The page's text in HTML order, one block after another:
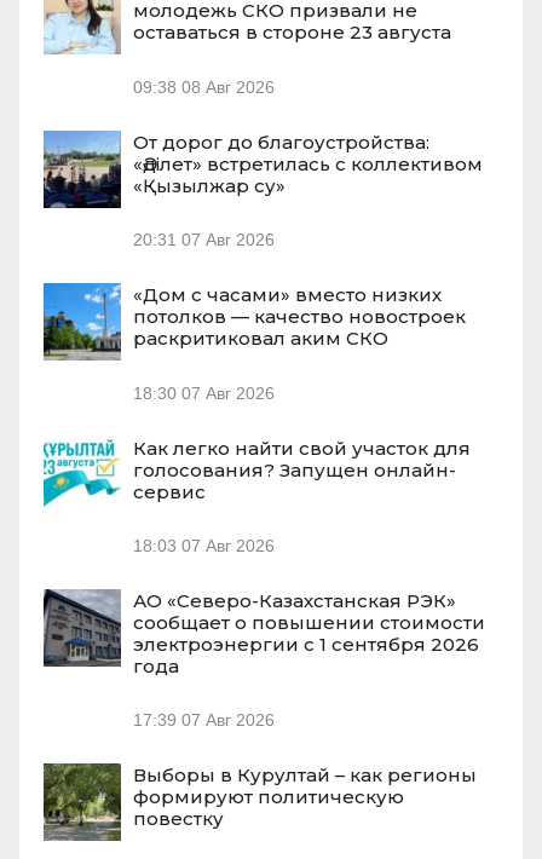
молодежь СКО призвали не
оставаться в стороне 23 августа
09:38 08 Авг 2026
От дорог до благоустройства:
«Әділет» встретилась с коллективом
«Қызылжар су»
20:31 07 Авг 2026
«Дом с часами» вместо низких
потолков — качество новостроек
раскритиковал аким СКО
18:30 07 Авг 2026
Как легко найти свой участок для
голосования? Запущен онлайн-
сервис
18:03 07 Авг 2026
АО «Северо-Казахстанская РЭК»
сообщает о повышении стоимости
электроэнергии с 1 сентября 2026
года
17:39 07 Авг 2026
Выборы в Курултай – как регионы
формируют политическую
повестку